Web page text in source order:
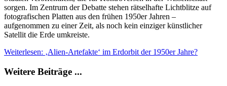
sorgen. Im Zentrum der Debatte stehen rätselhafte Lichtblitze auf
fotografischen Platten aus den frühen 1950er Jahren –
aufgenommen zu einer Zeit, als noch kein einziger künstlicher
Satellit die Erde umkreiste.
Weiterlesen: ‚Alien-Artefakte‘ im Erdorbit der 1950er Jahre?
Weitere Beiträge ...